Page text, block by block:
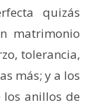
quizás
matrimonio
tolerancia,
más; y a los
los anillos de